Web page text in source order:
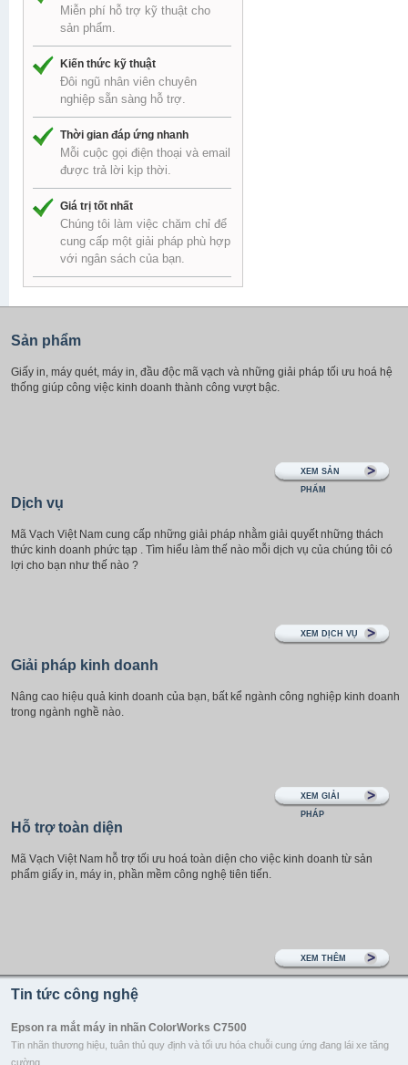
Miễn phí hỗ trợ kỹ thuật cho
sản phẩm.
Kiến thức kỹ thuật
Đôi ngũ nhân viên chuyên
nghiệp sẵn sàng hỗ trợ.
Thời gian đáp ứng nhanh
Mỗi cuộc gọi điện thoại và email
được trả lời kịp thời.
Giá trị tốt nhất
Chúng tôi làm việc chăm chỉ để
cung cấp một giải pháp phù hợp
với ngân sách của bạn.
Sản phẩm
Giấy in, máy quét, máy in, đầu độc mã vạch và những giải pháp tối ưu hoá hệ
thống giúp công việc kinh doanh thành công vượt bậc.
XEM SẢN
PHẨM
Dịch vụ
Mã Vạch Việt Nam cung cấp những giải pháp nhằm giải quyết những thách
thức kinh doanh phức tạp . Tìm hiểu làm thế nào mỗi dịch vụ của chúng tôi có
lợi cho bạn như thế nào ?
XEM DỊCH VỤ
Giải pháp kinh doanh
Nâng cao hiệu quả kinh doanh của bạn, bất kể ngành công nghiệp kinh doanh
trong ngành nghề nào.
XEM GIẢI
PHÁP
Hỗ trợ toàn diện
Mã Vạch Việt Nam hỗ trợ tối ưu hoá toàn diện cho việc kinh doanh từ sản
phẩm giấy in, máy in, phần mềm công nghệ tiên tiến.
XEM THÊM
Tin tức công nghệ
Epson ra mắt máy in nhãn ColorWorks C7500
Tin nhãn thương hiệu, tuân thủ quy định và tối ưu hóa chuỗi cung ứng đang lái xe tăng
cường ...